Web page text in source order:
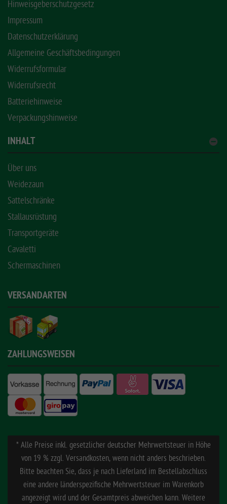
Hinweisgeberschutzgesetz
Impressum
Datenschutzerklärung
Allgemeine Geschäftsbedingungen
Widerrufsformular
Widerrufsrecht
Batteriehinweise
Verpackungshinweise
INHALT
Über uns
Weidezaun
Sattelschränke
Stallausrüstung
Transportgeräte
Cavaletti
Schermaschinen
VERSANDARTEN
ZAHLUNGSWEISEN
* Alle Preise inkl. gesetzlicher deutscher Mehrwertsteuer in Höhe
von 19 % zzgl. Versandkosten, wenn nicht anders beschrieben.
Bitte beachten Sie, dass je nach Lieferland im Bestellabschluss
eine andere länderspezifische Mehrwertsteuer im Warenkorb
angezeigt wird und der Gesamtpreis abweichen kann. Weitere